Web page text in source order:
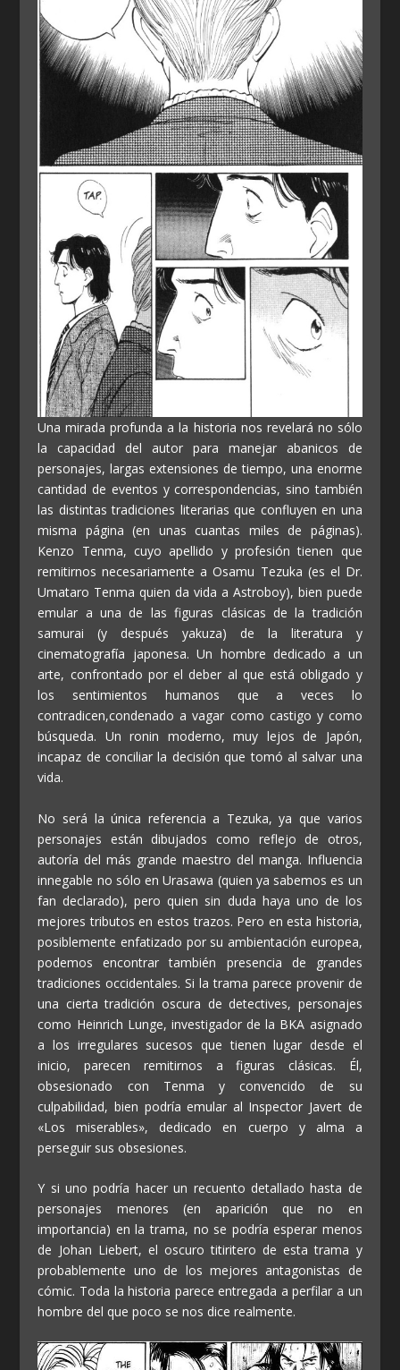
Una mirada profunda a la historia nos revelará no sólo
la capacidad del autor para manejar abanicos de
personajes, largas extensiones de tiempo, una enorme
cantidad de eventos y correspondencias, sino también
las distintas tradiciones literarias que confluyen en una
misma página (en unas cuantas miles de páginas).
Kenzo Tenma, cuyo apellido y profesión tienen que
remitirnos necesariamente a Osamu Tezuka (es el Dr.
Umataro Tenma quien da vida a Astroboy), bien puede
emular a una de las figuras clásicas de la tradición
samurai (y después yakuza) de la literatura y
cinematografía japonesa. Un hombre dedicado a un
arte, confrontado por el deber al que está obligado y
los sentimientos humanos que a veces lo
contradicen,condenado a vagar como castigo y como
búsqueda. Un ronin moderno, muy lejos de Japón,
incapaz de conciliar la decisión que tomó al salvar una
vida.
No será la única referencia a Tezuka, ya que varios
personajes están dibujados como reflejo de otros,
autoría del más grande maestro del manga. Influencia
innegable no sólo en Urasawa (quien ya sabemos es un
fan declarado), pero quien sin duda haya uno de los
mejores tributos en estos trazos. Pero en esta historia,
posiblemente enfatizado por su ambientación europea,
podemos encontrar también presencia de grandes
tradiciones occidentales. Si la trama parece provenir de
una cierta tradición oscura de detectives, personajes
como Heinrich Lunge, investigador de la BKA asignado
a los irregulares sucesos que tienen lugar desde el
inicio, parecen remitirnos a figuras clásicas. Él,
obsesionado con Tenma y convencido de su
culpabilidad, bien podría emular al Inspector Javert de
«Los miserables», dedicado en cuerpo y alma a
perseguir sus obsesiones.
Y si uno podría hacer un recuento detallado hasta de
personajes menores (en aparición que no en
importancia) en la trama, no se podría esperar menos
de Johan Liebert, el oscuro titiritero de esta trama y
probablemente uno de los mejores antagonistas de
cómic. Toda la historia parece entregada a perfilar a un
hombre del que poco se nos dice realmente.